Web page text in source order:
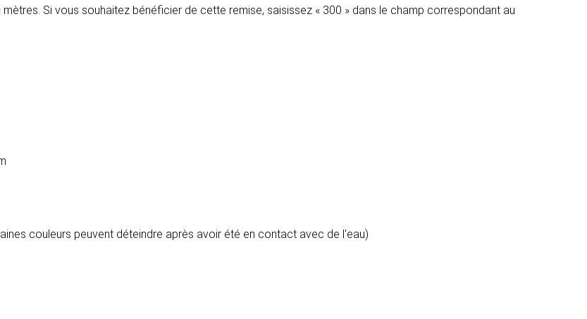
Si vous souhaitez bénéficier de cette remise, saisissez « 300 » dans le champ correspondant au
couleurs peuvent déteindre après avoir été en contact avec de l'eau)